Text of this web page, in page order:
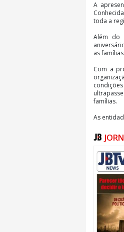
A
toda a
Além do
as
Com a
famílias.
As